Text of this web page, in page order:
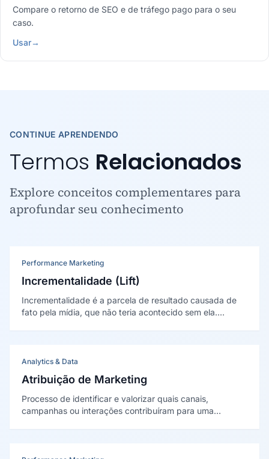
Compare o retorno de SEO e de tráfego pago para o seu
caso.
Usar→
CONTINUE APRENDENDO
Termos Relacionados
Explore conceitos complementares para
aprofundar seu conhecimento
Performance Marketing
Incrementalidade (Lift)
Incrementalidade é a parcela de resultado causada de
fato pela mídia, que não teria acontecido sem ela.
Analytics & Data
Atribuição de Marketing
Processo de identificar e valorizar quais canais,
campanhas ou interações contribuíram para uma